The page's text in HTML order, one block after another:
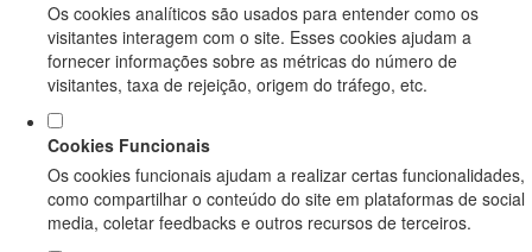
Os cookies analíticos são usados para entender como os
visitantes interagem com o site. Esses cookies ajudam a
fornecer informações sobre as métricas do número de
visitantes, taxa de rejeição, origem do tráfego, etc.
Cookies Funcionais
Os cookies funcionais ajudam a realizar certas funcionalidades,
como compartilhar o conteúdo do site em plataformas de social
media, coletar feedbacks e outros recursos de terceiros.